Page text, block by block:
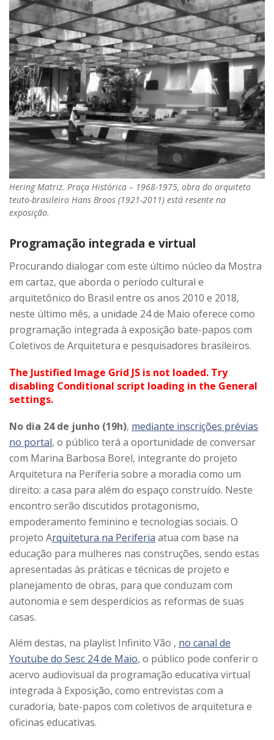
Hering Matriz. Praça Histórica – 1968-1975, obra do arquiteto
teuto-brasileiro Hans Broos (1921-2011) está resente na
exposição.
Programação integrada e virtual
Procurando dialogar com este último núcleo da Mostra
em cartaz, que aborda o período cultural e
arquitetônico do Brasil entre os anos 2010 e 2018,
neste último mês, a unidade 24 de Maio oferece como
programação integrada à exposição bate-papos com
Coletivos de Arquitetura e pesquisadores brasileiros.
The Justified Image Grid JS is not loaded. Try
disabling Conditional script loading in the General
settings.
No dia 24 de junho (19h), mediante inscrições prévias
no portal, o público terá a oportunidade de conversar
com Marina Barbosa Borel, integrante do projeto
Arquitetura na Periferia sobre a moradia como um
direito: a casa para além do espaço construído. Neste
encontro serão discutidos protagonismo,
empoderamento feminino e tecnologias sociais. O
projeto Arquitetura na Periferia atua com base na
educação para mulheres nas construções, sendo estas
apresentadas às práticas e técnicas de projeto e
planejamento de obras, para que conduzam com
autonomia e sem desperdícios as reformas de suas
casas.
Além destas, na playlist Infinito Vão , no canal de
Youtube do Sesc 24 de Maio, o público pode conferir o
acervo audiovisual da programação educativa virtual
integrada à Exposição, como entrevistas com a
curadoria, bate-papos com coletivos de arquitetura e
oficinas educativas.